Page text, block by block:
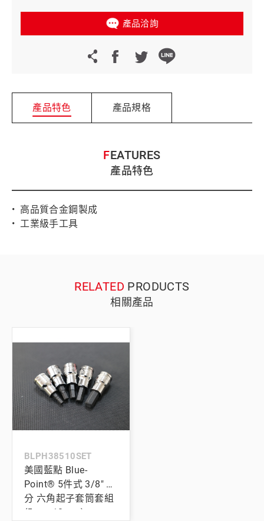
產品洽詢
產品特色 產品規格
FEATURES
產品特色
• 高品質合金鋼製成
• 工業級手工具
RELATED PRODUCTS
相關產品
BLPH38510SET
美國藍點 Blue-
Point® 5件式 3/8" 三
分 六角起子套筒套組
(5mm-10mm)